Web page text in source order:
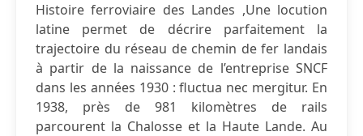
Histoire ferroviaire des Landes ,Une locution
latine permet de décrire parfaitement la
trajectoire du réseau de chemin de fer landais
à partir de la naissance de l’entreprise SNCF
dans les années 1930 : fluctua nec mergitur. En
1938, près de 981 kilomètres de rails
parcourent la Chalosse et la Haute Lande. Au